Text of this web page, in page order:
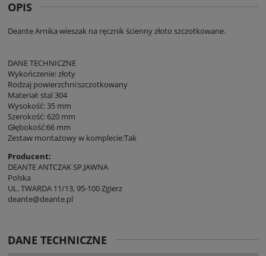
OPIS
Deante Arnika wieszak na ręcznik ścienny złoto szczotkowane.
DANE TECHNICZNE
Wykończenie: złoty
Rodzaj powierzchni:szczotkowany
Materiał: stal 304
Wysokość: 35 mm
Szerokość: 620 mm
Głębokość:66 mm
Zestaw montażowy w komplecie:Tak
Producent:
DEANTE ANTCZAK SP.JAWNA
Polska
UL. TWARDA 11/13, 95-100 Zgierz
deante@deante.pl
DANE TECHNICZNE